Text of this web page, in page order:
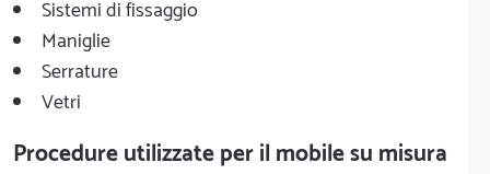
Sistemi di fissaggio
Maniglie
Serrature
Vetri
Procedure utilizzate per il mobile su misura